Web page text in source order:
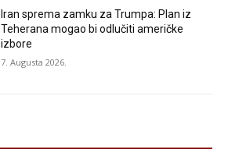
Iran sprema zamku za Trumpa: Plan iz
Teherana mogao bi odlučiti američke
izbore
7. Augusta 2026.